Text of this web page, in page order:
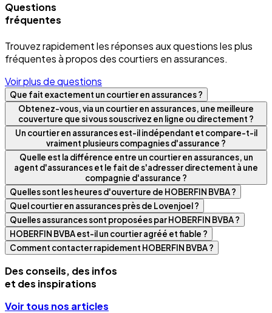
Questions
fréquentes
Trouvez rapidement les réponses aux questions les plus
fréquentes à propos des courtiers en assurances.
Voir plus de questions
Que fait exactement un courtier en assurances ?
Obtenez-vous, via un courtier en assurances, une meilleure
couverture que si vous souscrivez en ligne ou directement ?
Un courtier en assurances est-il indépendant et compare-t-il
vraiment plusieurs compagnies d'assurance ?
Quelle est la différence entre un courtier en assurances, un
agent d'assurances et le fait de s'adresser directement à une
compagnie d'assurance ?
Quelles sont les heures d'ouverture de HOBERFIN BVBA ?
Quel courtier en assurances près de Lovenjoel ?
Quelles assurances sont proposées par HOBERFIN BVBA ?
HOBERFIN BVBA est-il un courtier agréé et fiable ?
Comment contacter rapidement HOBERFIN BVBA ?
Des conseils, des infos
et des inspirations
Voir tous nos articles